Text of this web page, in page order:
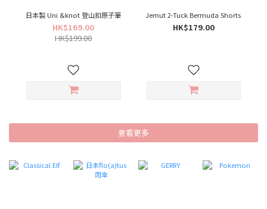
日本製 Uni &knot 登山扣原子筆
HK$169.00
HK$199.00
Jemut 2-Tuck Bermuda Shorts
HK$179.00
查看更多